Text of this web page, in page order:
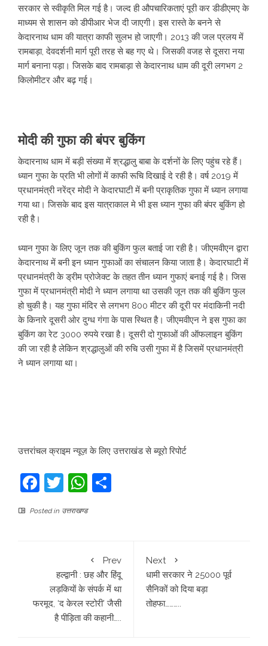
सरकार से स्‍वीकृति मिल गई है। जल्द ही औपचारिकताएं पूरी कर डीडीएमए के
माध्यम से शासन को डीपीआर भेज दी जाएगी। इस रास्ते के बनने से
केदारनाथ धाम की यात्रा काफी सुलभ हो जाएगी। 2013 की जल प्रलय में
रामबाड़ा, देवदर्शनी मार्ग पूरी तरह से बह गए थे। जिसकी वजह से दूसरा नया
मार्ग बनाना पड़ा। जिसके बाद रामबाड़ा से केदारनाथ धाम की दूरी लगभग 2
किलोमीटर और बढ़ गई।
मोदी की गुफा की बंपर बुकिंग
केदारनाथ धाम में बड़ी संख्या में श्रद्धालु बाबा के दर्शनों के लिए पहुंच रहे हैं।
ध्यान गुफा के प्रति भी लोगों में काफी रूचि दिखाई दे रही है। वर्ष 2019 में
प्रधानमंत्री नरेंद्र मोदी ने केदारघाटी में बनी प्राकृतिक गुफा में ध्यान लगाया
गया था। जिसके बाद इस यात्राकाल मे भी इस ध्यान गुफा की बंपर बुकिंग हो
रही है।
ध्यान गुफा के लिए जून तक की बुकिंग फुल बताई जा रही है। जीएमवीएन द्वारा
केदारनाथ में बनी इन ध्यान गुफाओं का संचालन किया जाता है। केदारघाटी में
प्रधानमंत्री के ड्रीम प्रोजेक्ट के तहत तीन ध्यान गुफाएं बनाई गई है। जिस
गुफा में प्रधानमंत्री मोदी ने ध्यान लगाया था उसकी जून तक की बुकिंग फुल
हो चुकी है। यह गुफा मंदिर से लगभग 800 मीटर की दूरी पर मंदाकिनी नदी
के किनारे दूसरी ओर दुग्ध गंगा के पास स्थित है। जीएमवीएन ने इस गुफा का
बुकिंग का रेट 3000 रुपये रखा है। दूसरी दो गुफाओं की ऑफलाइन बुकिंग
की जा रही है लेकिन श्रद्धालुओं की रुचि उसी गुफा में है जिसमें प्रधानमंत्री
ने ध्यान लगाया था।
उत्तरांचल क्राइम न्यूज़ के लिए उत्तराखंड से ब्यूरो रिपोर्ट
Facebook
TwitterWhatsApp
Posted in उत्तराखण्ड
Prev
हल्द्वानी : छह और हिंदू
लड़कियों के संपर्क में था
फरमूद, ‘द केरल स्टोरी’ जैसी
है पीड़िता की कहानी…..
Next
धामी सरकार ने 25000 पूर्व
सैनिकों को दिया बड़ा
तोहफा………..